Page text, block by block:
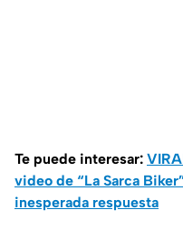
Te puede interesar:
video de “La Sarca
inesperada respuesta